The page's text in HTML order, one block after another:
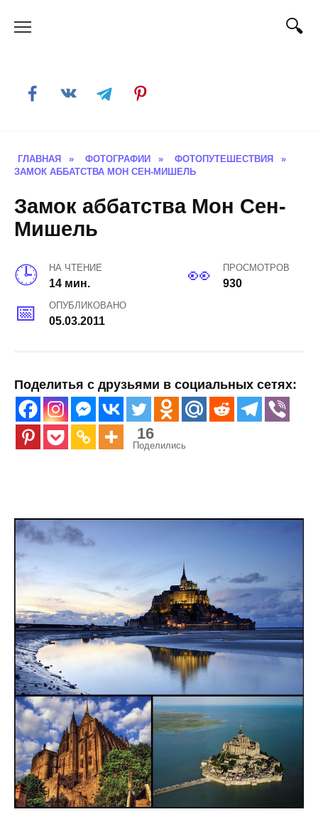
ГЛАВНАЯ » ФОТОГРАФИИ » ФОТОПУТЕШЕСТВИЯ
»
ЗАМОК АББАТСТВА МОН СЕН-МИШЕЛЬ
Замок аббатства Мон Сен-
Мишель
НА ЧТЕНИЕ
14 мин.
ПРОСМОТРОВ
930
ОПУБЛИКОВАНО
05.03.2011
Поделитья с друзьями в социальных сетях:
16
Поделились